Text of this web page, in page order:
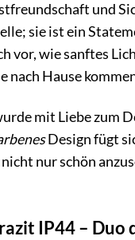
und
sie ist ein
vor, wie sanftes
nach Hause
mit Liebe zum
Design fügt
nur schön
IP44 – Duo